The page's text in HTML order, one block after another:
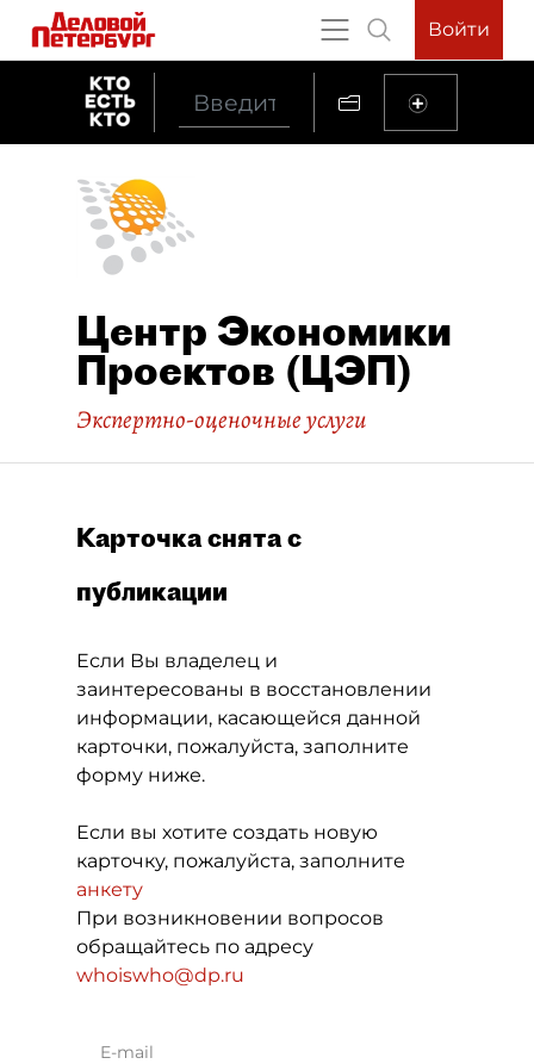
Войти
Центр Экономики
Проектов (ЦЭП)
Экспертно-оценочные услуги
Карточка снята с
публикации
Если Вы владелец и
заинтересованы в восстановлении
информации, касающейся данной
карточки, пожалуйста, заполните
форму ниже.
Если вы хотите создать новую
карточку, пожалуйста, заполните
анкету
При возникновении вопросов
обращайтесь по адресу
whoiswho@dp.ru
E-mail